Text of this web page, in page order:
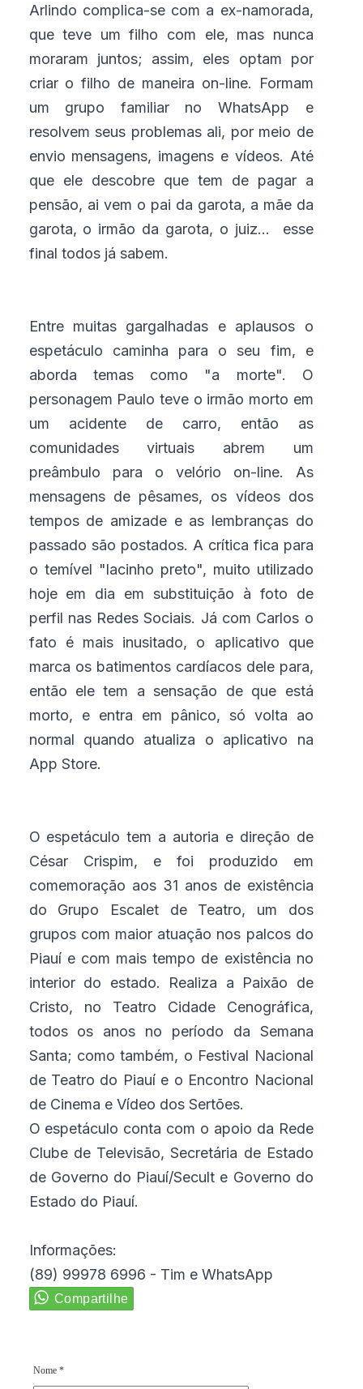
Arlindo complica-se com a ex-namorada,
que teve um filho com ele, mas nunca
moraram juntos; assim, eles optam por
criar o filho de maneira on-line. Formam
um grupo familiar no WhatsApp e
resolvem seus problemas ali, por meio de
envio mensagens, imagens e vídeos. Até
que ele descobre que tem de pagar a
pensão, ai vem o pai da garota, a mãe da
garota, o irmão da garota, o juiz... esse
final todos já sabem.
Entre muitas gargalhadas e aplausos o
espetáculo caminha para o seu fim, e
aborda temas como "a morte". O
personagem Paulo teve o irmão morto em
um acidente de carro, então as
comunidades virtuais abrem um
preâmbulo para o velório on-line. As
mensagens de pêsames, os vídeos dos
tempos de amizade e as lembranças do
passado são postados. A crítica fica para
o temível "lacinho preto", muito utilizado
hoje em dia em substituição à foto de
perfil nas Redes Sociais. Já com Carlos o
fato é mais inusitado, o aplicativo que
marca os batimentos cardíacos dele para,
então ele tem a sensação de que está
morto, e entra em pânico, só volta ao
normal quando atualiza o aplicativo na
App Store.
O espetáculo tem a autoria e direção de
César Crispim, e foi produzido em
comemoração aos 31 anos de existência
do Grupo Escalet de Teatro, um dos
grupos com maior atuação nos palcos do
Piauí e com mais tempo de existência no
interior do estado. Realiza a Paixão de
Cristo, no Teatro Cidade Cenográfica,
todos os anos no período da Semana
Santa; como também, o Festival Nacional
de Teatro do Piauí e o Encontro Nacional
de Cinema e Vídeo dos Sertões.
O espetáculo conta com o apoio da Rede
Clube de Televisão, Secretária de Estado
de Governo do Piauí/Secult e Governo do
Estado do Piauí.
Informações:
(89) 99978 6996 - Tim e WhatsApp
Nome *